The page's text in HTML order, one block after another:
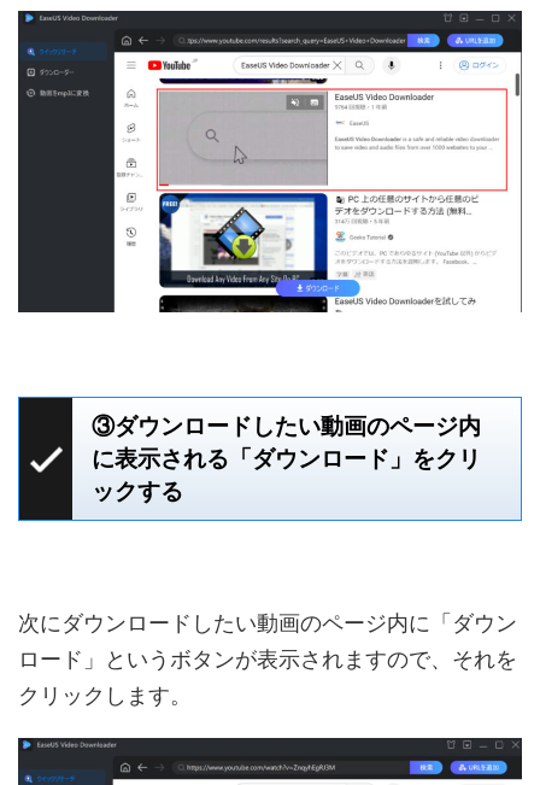
③ダウンロードしたい動画のページ内
に表示される「ダウンロード」をクリ
ックする
次にダウンロードしたい動画のページ内に「ダウン
ロード」というボタンが表示されますので、それを
クリックします。